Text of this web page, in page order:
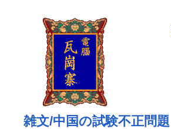
雑文/中国の試験不正問題